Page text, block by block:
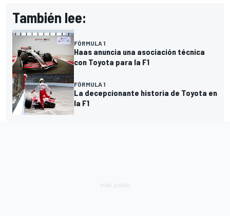
También lee:
FÓRMULA 1
Haas anuncia una asociación técnica
con Toyota para la F1
FÓRMULA 1
La decepcionante historia de Toyota en
la F1